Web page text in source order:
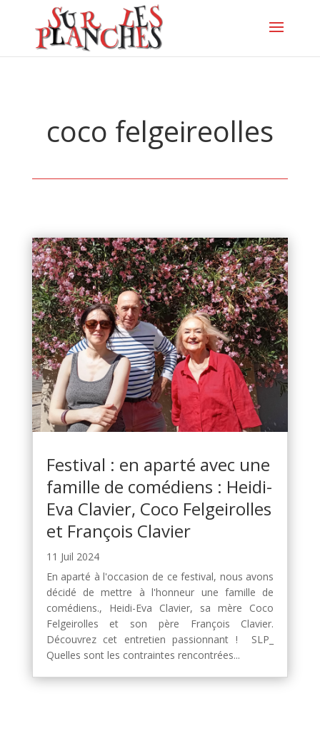
coco felgeireolles
Festival : en aparté avec une
famille de comédiens : Heidi-
Eva Clavier, Coco Felgeirolles
et François Clavier
11 Juil 2024
En aparté à l'occasion de ce festival, nous avons
décidé de mettre à l'honneur une famille de
comédiens., Heidi-Eva Clavier, sa mère Coco
Felgeirolles et son père François Clavier.
Découvrez cet entretien passionnant ! SLP_
Quelles sont les contraintes rencontrées...